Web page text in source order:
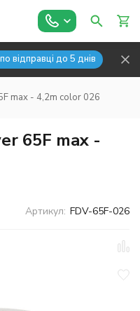
відправці до 5 днів
max - 4,2m color 026
65F max -
Артикул: FDV-65F-026